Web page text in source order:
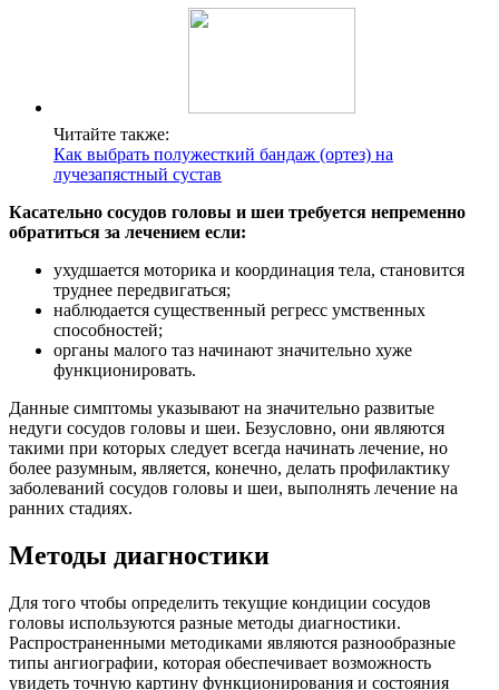
Читайте также:
Как выбрать полужесткий бандаж (ортез) на
лучезапястный сустав
Касательно сосудов головы и шеи требуется непременно
обратиться за лечением если:
ухудшается моторика и координация тела, становится
труднее передвигаться;
наблюдается существенный регресс умственных
способностей;
органы малого таз начинают значительно хуже
функционировать.
Данные симптомы указывают на значительно развитые
недуги сосудов головы и шеи. Безусловно, они являются
такими при которых следует всегда начинать лечение, но
более разумным, является, конечно, делать профилактику
заболеваний сосудов головы и шеи, выполнять лечение на
ранних стадиях.
Методы диагностики
Для того чтобы определить текущие кондиции сосудов
головы используются разные методы диагностики.
Распространенными методиками являются разнообразные
типы ангиографии, которая обеспечивает возможность
увидеть точную картину функционирования и состояния